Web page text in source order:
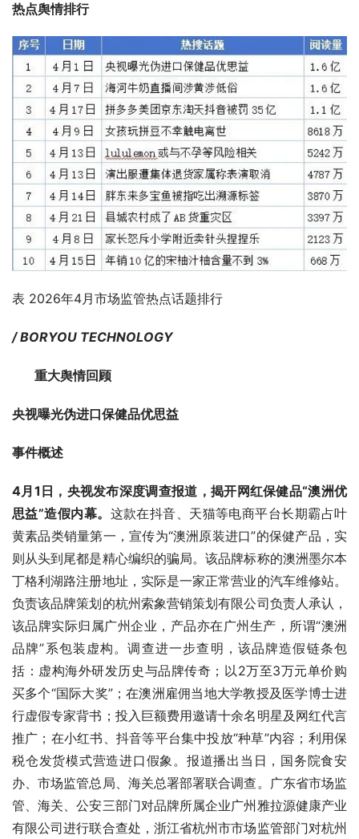
热点舆情排行
表 2026年4月市场监管热点话题排行
/ BORYOU TECHNOLOGY
重大舆情回顾
央视曝光伪进口保健品优思益
事件概述
4月1日，央视发布深度调查报道，揭开网红保健品“澳洲优
思益”造假内幕。 这款在抖音、天猫等电商平台长期霸占叶
黄素品类销量第一，宣传为“澳洲原装进口”的保健产品，实
则从头到尾都是精心编织的骗局。该品牌标称的澳洲墨尔本
丁格利湖路注册地址，实际是一家正常营业的汽车维修站。
负责该品牌策划的杭州索象营销策划有限公司负责人承认，
该品牌实际归属广州企业，产品亦在广州生产，所谓“澳洲
品牌”系包装虚构。调查进一步查明，该品牌造假链条包
括：虚构海外研发历史与品牌传奇；以2万至3万元单价购
买多个“国际大奖”；在澳洲雇佣当地大学教授及医学博士进
行虚假专家背书；投入巨额费用邀请十余名明星及网红代言
推广；在小红书、抖音等平台集中投放“种草”内容；利用保
税仓发货模式营造进口假象。报道播出当日，国务院食安
办、市场监管总局、海关总署部署联合调查。广东省市场监
管、海关、公安三部门对品牌所属企业广州雅拉源健康产业
有限公司进行联合查处，浙江省杭州市市场监管部门对杭州